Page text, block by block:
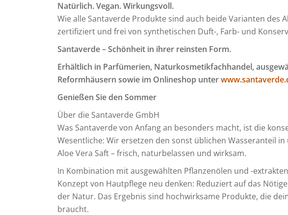
Natürlich. Vegan. Wirkungsvoll.
Wie alle Santaverde Produkte sind auch beide Varianten des
zertifiziert und frei von synthetischen Duft-, Farb- und
Santaverde – Schönheit in ihrer reinsten Form.
Erhältlich in Parfümerien, Naturkosmetikfachhandel,
Reformhäusern sowie im Onlineshop unter
Genießen Sie den Sommer
Über die Santaverde GmbH
Was Santaverde von Anfang an besonders macht, ist die
Wesentliche: Wir ersetzen den sonst üblichen Wasseranteil
Aloe Vera Saft – frisch, naturbelassen und wirksam.
In Kombination mit ausgewählten Pflanzenölen und -
Konzept von Hautpflege neu denken: Reduziert auf das
der Natur. Das Ergebnis sind hochwirksame Produkte, die
braucht.